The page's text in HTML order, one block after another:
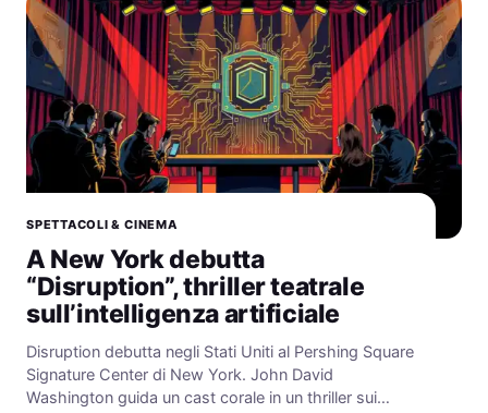
SPETTACOLI & CINEMA
A New York debutta
“Disruption”, thriller teatrale
sull’intelligenza artificiale
Disruption debutta negli Stati Uniti al Pershing Square
Signature Center di New York. John David
Washington guida un cast corale in un thriller sui…